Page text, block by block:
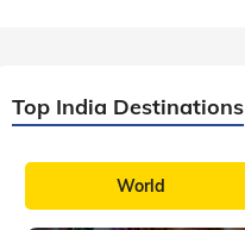
Top India Destinations
World